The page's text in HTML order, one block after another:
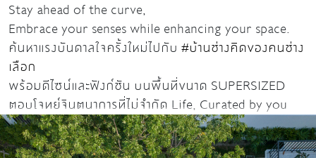
Stay ahead of the curve,
Embrace your senses while enhancing your space.
ค้นหาแรงบันดาลใจครั้งใหม่ไปกับ #บ้านช่างคิดของคนช่าง
เลือก
พร้อมดีไซน์และฟังก์ชัน บนพื้นที่ขนาด SUPERSIZED
ตอบโจทย์จินตนาการที่ไม่จำกัด Life, Curated by you